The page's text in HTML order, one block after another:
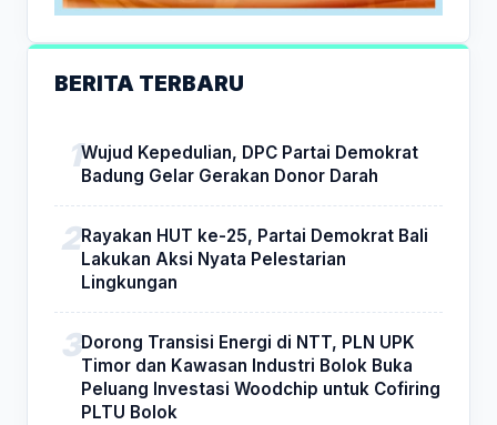
BERITA TERBARU
Wujud Kepedulian, DPC Partai Demokrat
Badung Gelar Gerakan Donor Darah
Rayakan HUT ke-25, Partai Demokrat Bali
Lakukan Aksi Nyata Pelestarian
Lingkungan
Dorong Transisi Energi di NTT, PLN UPK
Timor dan Kawasan Industri Bolok Buka
Peluang Investasi Woodchip untuk Cofiring
PLTU Bolok